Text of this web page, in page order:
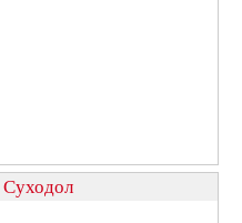
Суходол